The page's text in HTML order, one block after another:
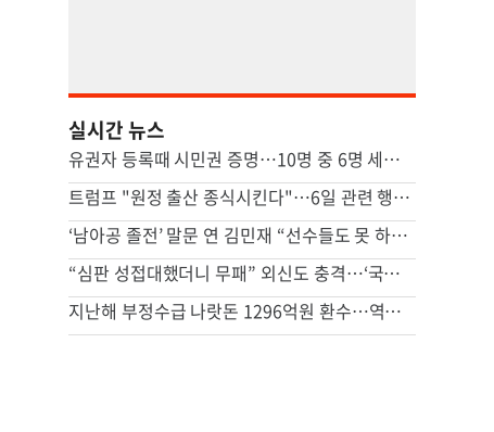
실시간 뉴스
유권자 등록때 시민권 증명…10명 중 6명 세이브안 찬성
트럼프 "원정 출산 종식시킨다"…6일 관련 행정명령에 서명
‘남아공 졸전’ 말문 연 김민재 “선수들도 못 하기는 했다”
“심판 성접대했더니 무패” 외신도 충격…‘국제 망신’ 된 韓축구
지난해 부정수급 나랏돈 1296억원 환수…역대 최대 규모